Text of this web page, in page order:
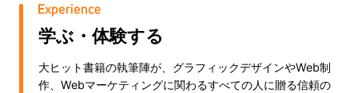
学ぶ・体験する
大ヒット書籍の執筆陣が、グラフィックデザインやWeb制
作、Webマーケティングに関わるすべての人に贈る信頼の